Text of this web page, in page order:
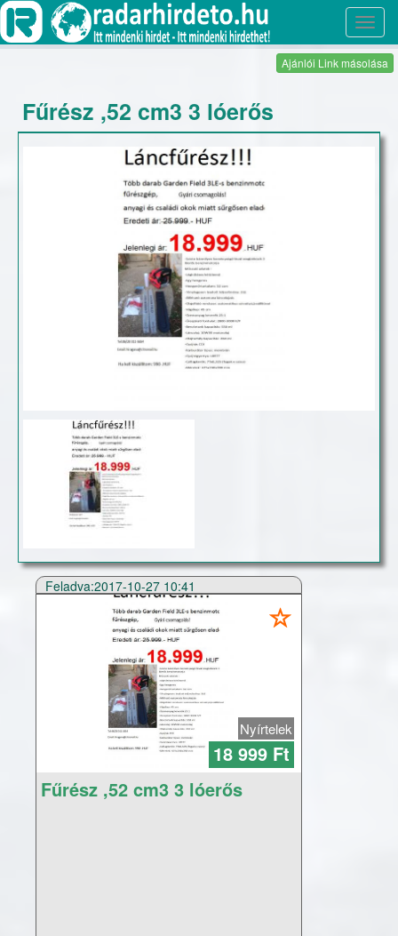
Ajánlói Link másolása
Fűrész ,52 cm3 3 lóerős
Feladva:2017-10-27 10:41
Nyírtelek
18 999 Ft
Fűrész ,52 cm3 3 lóerős